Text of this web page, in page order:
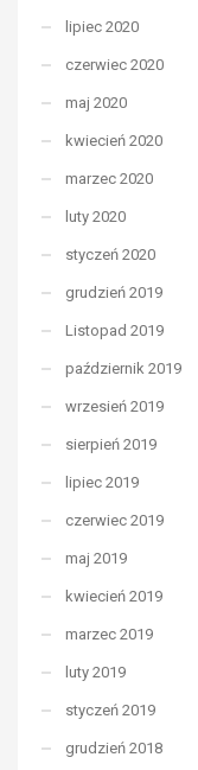
lipiec 2020
czerwiec 2020
maj 2020
kwiecień 2020
marzec 2020
luty 2020
styczeń 2020
grudzień 2019
Listopad 2019
październik 2019
wrzesień 2019
sierpień 2019
lipiec 2019
czerwiec 2019
maj 2019
kwiecień 2019
marzec 2019
luty 2019
styczeń 2019
grudzień 2018